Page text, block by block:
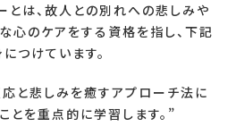
とは、故人との別れへの悲しみや
心のケアをする資格を指し、下記
つけています。
と悲しみを癒すアプローチ法に
とを重点的に学習します。 ”